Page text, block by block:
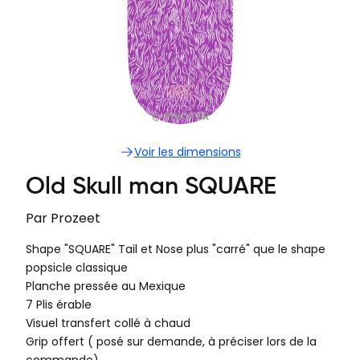
PIVOTER
Voir les dimensions
Old Skull man SQUARE
Par Prozeet
Shape "SQUARE" Tail et Nose plus "carré" que le shape
popsicle classique
Planche pressée au Mexique
7 Plis érable
Visuel transfert collé à chaud
Grip offert ( posé sur demande, à préciser lors de la